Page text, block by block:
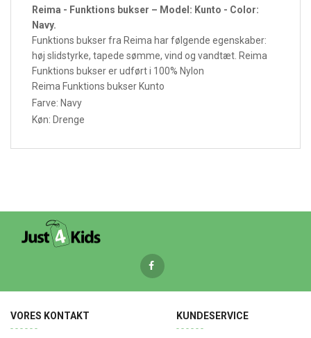
Reima - Funktions bukser – Model: Kunto - Color:
Navy.
Funktions bukser fra Reima har følgende egenskaber:
høj slidstyrke, tapede sømme, vind og vandtæt. Reima
Funktions bukser er udført i 100% Nylon
Reima Funktions bukser Kunto
Farve: Navy
Køn: Drenge
VORES KONTAKT KUNDESERVICE